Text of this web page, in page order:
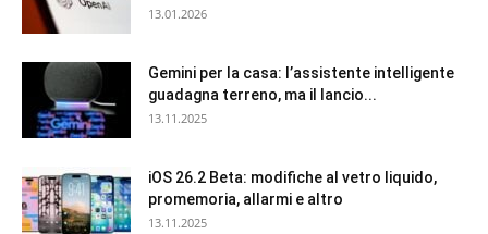
13.01.2026
Gemini per la casa: l’assistente intelligente
guadagna terreno, ma il lancio...
13.11.2025
iOS 26.2 Beta: modifiche al vetro liquido,
promemoria, allarmi e altro
13.11.2025